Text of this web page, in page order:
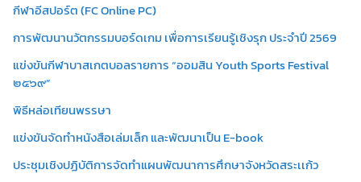
กีฬาอีสปอร์ต (FC Online PC)
การพัฒนานวัตกรรมบอร์ดเกม เพื่อการเรียนรู้เชิงรุก ประจำปี 2569
แข่งขันกีฬาบาสเกตบอลรายการ “ออมสิน Youth Sports Festival
๒๕๖๙”
พิธีหล่อเทียนพรรษา
แข่งขันจัดทำหนังสือเล่มเล็ก และพัฒนาเป็น E-book
ประชุมเชิงปฏิบัติการจัดทำแผนพัฒนาการศึกษาจังหวัดสระเเก้ว